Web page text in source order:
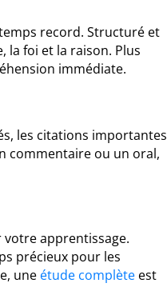
record. Structuré et
la foi et la raison. Plus
immédiate.
les citations importantes
commentaire ou un oral,
apprentissage.
précieux pour les
une étude complète est